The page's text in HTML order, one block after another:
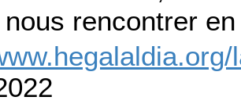
nous rencontrer